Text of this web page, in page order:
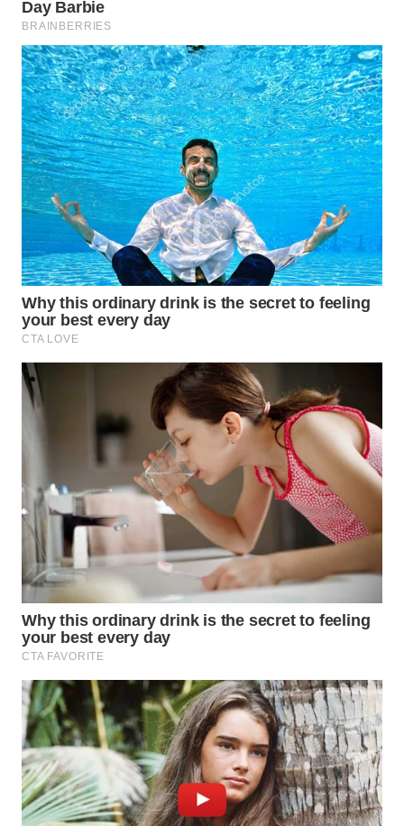
WN
LABUANBAJO
WN
BORNEO
Wahana
Media
Group
WAHANA
NEWS
WAHANA
TANI
ADVOKAT
WAHANA
INFRASTRUKTUR
WAHANA
KONSUMEN
WAHANA
LISTRIK
WAHANA
TRAVEL
WAHANA
TV
WAHANANEWS
ID
WAHANANEWS